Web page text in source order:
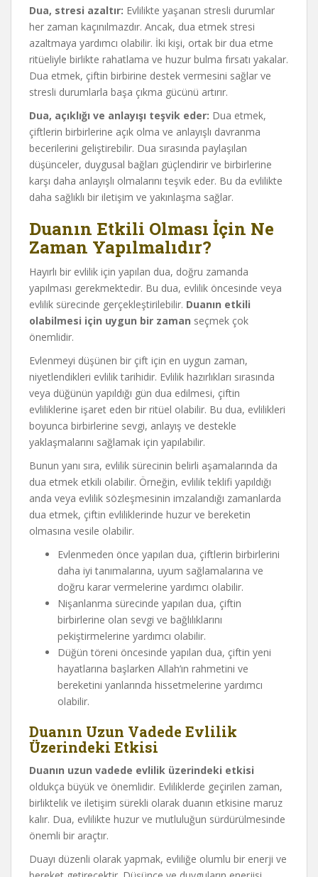
Dua, stresi azaltır: Evlilikte yaşanan stresli durumlar
her zaman kaçınılmazdır. Ancak, dua etmek stresi
azaltmaya yardımcı olabilir. İki kişi, ortak bir dua etme
ritüeliyle birlikte rahatlama ve huzur bulma fırsatı yakalar.
Dua etmek, çiftin birbirine destek vermesini sağlar ve
stresli durumlarla başa çıkma gücünü artırır.
Dua, açıklığı ve anlayışı teşvik eder: Dua etmek,
çiftlerin birbirlerine açık olma ve anlayışlı davranma
becerilerini geliştirebilir. Dua sırasında paylaşılan
düşünceler, duygusal bağları güçlendirir ve birbirlerine
karşı daha anlayışlı olmalarını teşvik eder. Bu da evlilikte
daha sağlıklı bir iletişim ve yakınlaşma sağlar.
Duanın Etkili Olması İçin Ne
Zaman Yapılmalıdır?
Hayırlı bir evlilik için yapılan dua, doğru zamanda
yapılması gerekmektedir. Bu dua, evlilik öncesinde veya
evlilik sürecinde gerçekleştirilebilir. Duanın etkili
olabilmesi için uygun bir zaman seçmek çok
önemlidir.
Evlenmeyi düşünen bir çift için en uygun zaman,
niyetlendikleri evlilik tarihidir. Evlilik hazırlıkları sırasında
veya düğünün yapıldığı gün dua edilmesi, çiftin
evliliklerine işaret eden bir ritüel olabilir. Bu dua, evlilikleri
boyunca birbirlerine sevgi, anlayış ve destekle
yaklaşmalarını sağlamak için yapılabilir.
Bunun yanı sıra, evlilik sürecinin belirli aşamalarında da
dua etmek etkili olabilir. Örneğin, evlilik teklifi yapıldığı
anda veya evlilik sözleşmesinin imzalandığı zamanlarda
dua etmek, çiftin evliliklerinde huzur ve bereketin
olmasına vesile olabilir.
Evlenmeden önce yapılan dua, çiftlerin birbirlerini
daha iyi tanımalarına, uyum sağlamalarına ve
doğru karar vermelerine yardımcı olabilir.
Nişanlanma sürecinde yapılan dua, çiftin
birbirlerine olan sevgi ve bağlılıklarını
pekiştirmelerine yardımcı olabilir.
Düğün töreni öncesinde yapılan dua, çiftin yeni
hayatlarına başlarken Allah’ın rahmetini ve
bereketini yanlarında hissetmelerine yardımcı
olabilir.
Duanın Uzun Vadede Evlilik
Üzerindeki Etkisi
Duanın uzun vadede evlilik üzerindeki etkisi
oldukça büyük ve önemlidir. Evliliklerde geçirilen zaman,
birliktelik ve iletişim sürekli olarak duanın etkisine maruz
kalır. Dua, evlilikte huzur ve mutluluğun sürdürülmesinde
önemli bir araçtır.
Duayı düzenli olarak yapmak, evliliğe olumlu bir enerji ve